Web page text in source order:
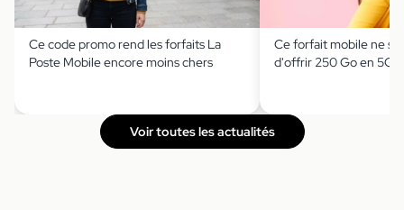
Ce code promo rend les forfaits La
Poste Mobile encore moins chers
Ce forfait mobile ne
d'offrir 250 Go en 5G
Voir toutes les actualités